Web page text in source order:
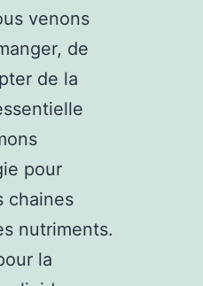
venons
de
de la
pour
chaines
nutriments.
la